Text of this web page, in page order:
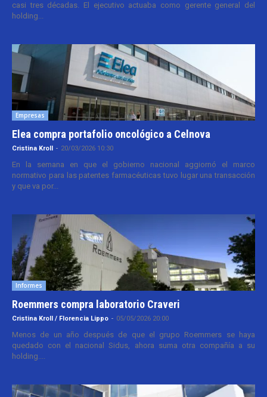
casi tres décadas. El ejecutivo actuaba como gerente general del
holding...
Empresas
Elea compra portafolio oncológico a Celnova
Cristina Kroll - 20/03/2026 10:30
En la semana en que el gobierno nacional aggiornó el marco
normativo para las patentes farmacéuticas tuvo lugar una transacción
y que va por...
Informes
Roemmers compra laboratorio Craveri
Cristina Kroll / Florencia Lippo - 05/05/2026 20:00
Menos de un año después de que el grupo Roemmers se haya
quedado con el nacional Sidus, ahora suma otra compañía a su
holding....